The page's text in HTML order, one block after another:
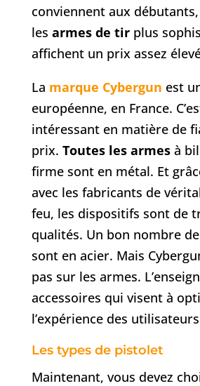
conviennent aux
les armes de tirplus
affichent un prix assez
La marque Cybergun est
européenne, en France.
intéressant en matière de
prix. Toutes les armesà
firme sont en métal. Et
avec les fabricants de
feu, les dispositifs sont de
qualités. Un bon nombre
sont en acier. Mais
pas sur les armes.
accessoires qui visent à
l’expérience des
Les types de pistolet
Maintenant, vous devez